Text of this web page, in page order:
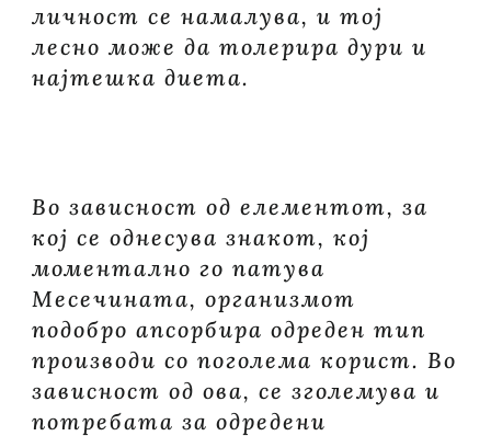
личност се намалува, и тој
лесно може да толерира дури и
најтешка диета.
Во зависност од елементот, за
кој се однесува знакот, кој
моментално го патува
Месечината, организмот
подобро апсорбира одреден тип
производи со поголема корист. Во
зависност од ова, се зголемува и
потребата за одредени